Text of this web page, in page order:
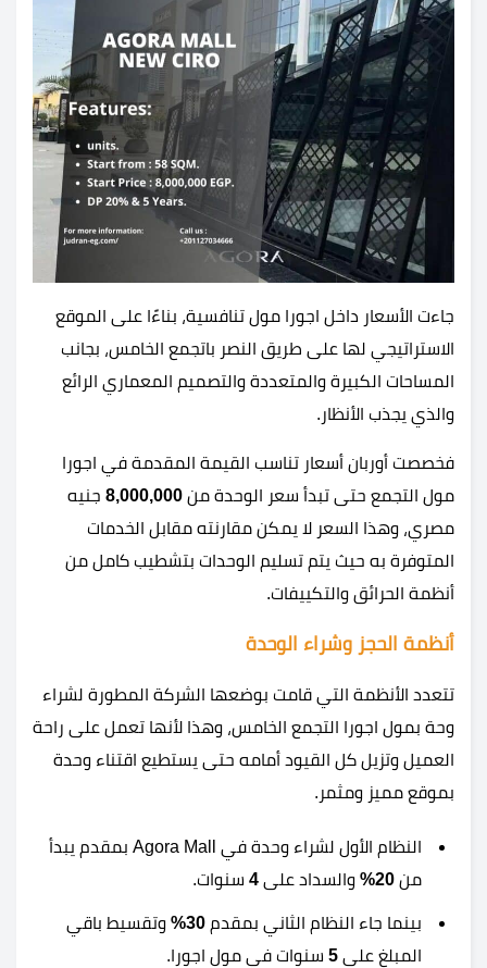
جاءت الأسعار داخل اجورا مول تنافسية، بناءًا على الموقع
الاستراتيجي لها على طريق النصر باتجمع الخامس، بجانب
المساحات الكبيرة والمتعددة والتصميم المعماري الرائع
والذي يجذب الأنظار.
فخصصت أوربان أسعار تناسب القيمة المقدمة في اجورا
مول التجمع حتى تبدأ سعر الوحدة من 8,000,000 جنيه
مصري، وهذا السعر لا يمكن مقارنته مقابل الخدمات
المتوفرة به حيث يتم تسليم الوحدات بتشطيب كامل من
أنظمة الحرائق والتكييفات.
أنظمة الحجز وشراء الوحدة
تتعدد الأنظمة التي قامت بوضعها الشركة المطورة لشراء
وحة بمول اجورا التجمع الخامس، وهذا لأنها تعمل على راحة
العميل وتزيل كل القيود أمامه حتى يستطيع اقتناء وحدة
بموقع مميز ومثمر.
النظام الأول لشراء وحدة في Agora Mall بمقدم يبدأ
من 20% والسداد على 4 سنوات.
بينما جاء النظام الثاني بمقدم
وتقسيط باقي
المبلغ على 5 سنوات في مول اجورا.